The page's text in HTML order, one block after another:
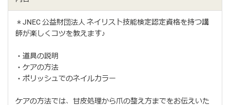
＊JNEC 公益財団法人 ネイリスト技能検定認定資格を持つ講
師が楽しくコツを教えます♪
・道具の説明
・ケアの方法
・ポリッシュでのネイルカラー
ケアの方法では、甘皮処理から爪の整え方までをお伝えいた